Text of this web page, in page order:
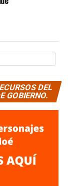
DEL
GOBIERNO.